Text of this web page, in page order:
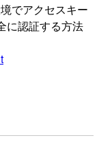
でアクセスキー
に認証する方法